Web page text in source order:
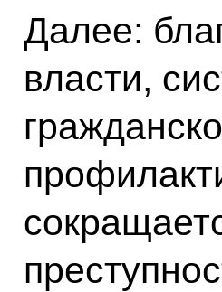
Далее:
власти,